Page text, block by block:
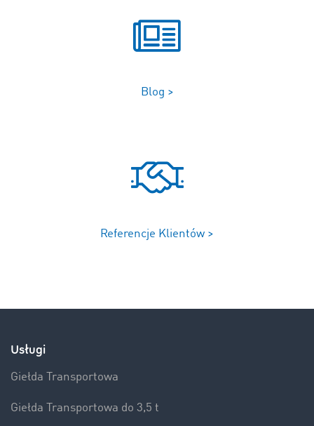
Blog >
Referencje Klientów >
Usługi
Giełda Transportowa
Giełda Transportowa do 3,5 t